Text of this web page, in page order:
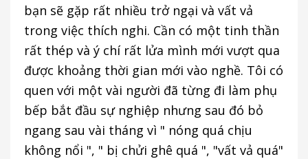
bạn sẽ gặp rất nhiều trở ngại và vất vả
trong việc thích nghi. Cần có một tinh thần
rất thép và ý chí rất lửa mình mới vượt qua
được khoảng thời gian mới vào nghề. Tôi có
quen với một vài người đã từng đi làm phụ
bếp bắt đầu sự nghiệp nhưng sau đó bỏ
ngang sau vài tháng vì " nóng quá chịu
không nổi ", " bị chửi ghê quá ", "vất vả quá"